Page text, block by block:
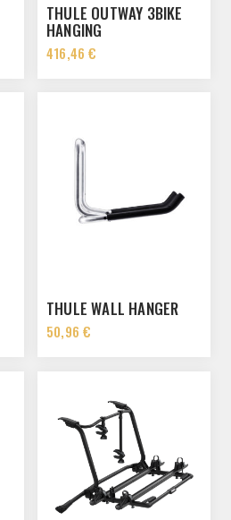
THULE OUTWAY 3BIKE
HANGING
416,46 €
THULE WALL HANGER
50,96 €